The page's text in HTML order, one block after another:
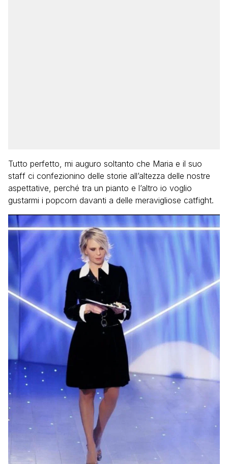
Tutto perfetto, mi auguro soltanto che Maria e il suo
staff ci confezionino delle storie all’altezza delle nostre
aspettative, perché tra un pianto e l’altro io voglio
gustarmi i popcorn davanti a delle meravigliose catfight.